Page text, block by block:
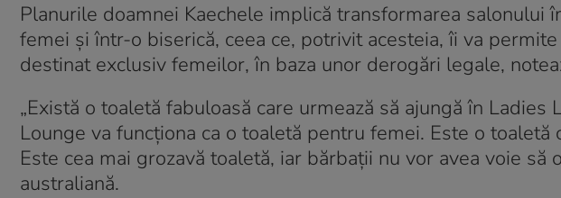
Planurile doamnei Kaechele implică transformarea salonului
femei și într-o biserică, ceea ce, potrivit acesteia, îi va
destinat exclusiv femeilor, în baza unor derogări legale,
„Există o toaletă fabuloasă care urmează să ajungă în Ladies
Lounge va funcționa ca o toaletă pentru femei. Este o
Este cea mai grozavă toaletă, iar bărbații nu vor avea voie să
australiană.